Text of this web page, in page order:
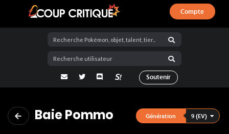
Coup Critique
Compte
adresse email
Twitter Discord La Salty Room sur Pokémon
Soutenir
Baie Pommo Génération 9 (EV)